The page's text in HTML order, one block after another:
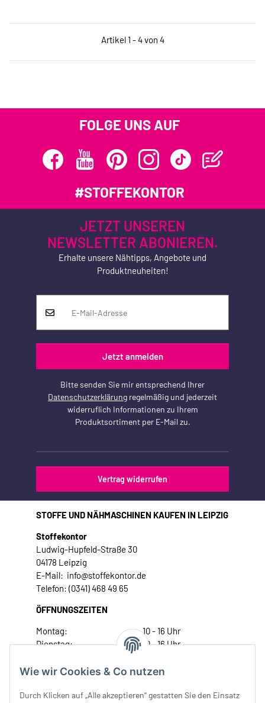
Wie wir Cookies & Co nutzen
Durch Klicken auf „Alle akzeptieren“ gestatten Sie den Einsatz
Artikel 1 - 4 von 4
FOLGE UNS AUF
#STOFFEKONTOR
JETZT UNSEREN
NEWSLETTER ABONIEREN.
Erhalte unsere Nähtipps, Angebote und
Produktneuheiten!
Jetzt anmelden
Bitte senden Sie mir entsprechend Ihrer
Datenschutzerklärung regelmäßig und jederzeit
widerruflich Informationen zu Ihrem
Produktsortiment per E-Mail zu.
Vertrag widerrufen
STOFFE UND NÄHMASCHINEN KAUFEN IN LEIPZIG
Stoffekontor
Ludwig-Hupfeld-Straße 30
04178 Leipzig
E-Mail: info@stoffekontor.de
Telefon: (0341) 468 49 65
ÖFFNUNGSZEITEN
Montag:
10 - 16 Uhr
Dienstag:
10 - 16 Uhr
Donnerstag:
10 - 18 Uhr
Samstag:
10 - 14 Uhr